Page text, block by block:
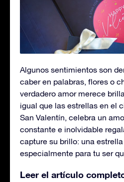
Algunos sentimientos son
caber en palabras, flores o
verdadero amor merece
igual que las estrellas en el
San Valentín, celebra un
constante e inolvidable
capture su brillo: una
especialmente para tu ser
Leer el artículo